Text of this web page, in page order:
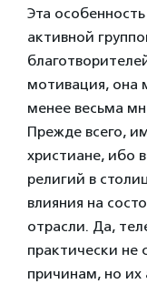
Эта
активной
мотивация, она
менее весьма
Прежде всего,
христиане, ибо
религий в
влияния на
отрасли. Да,
практически
причинам, но их